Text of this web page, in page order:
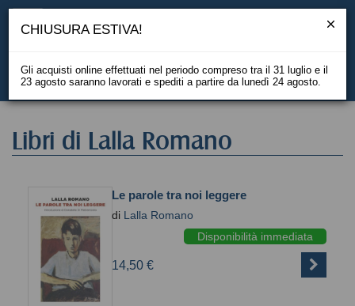
EN
Libri di Lalla Romano
Le parole tra noi leggere
di Lalla Romano
Disponibilità immediata
14,50 €
CHIUSURA ESTIVA!
Gli acquisti online effettuati nel periodo compreso tra il 31 luglio e il
23 agosto saranno lavorati e spediti a partire da lunedì 24 agosto.